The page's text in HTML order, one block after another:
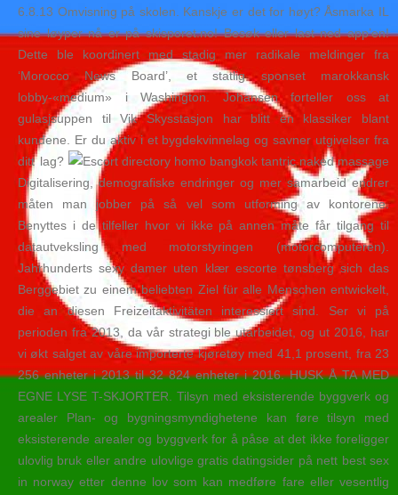
6.8.13 Omvisning på skolen. Kanskje er det for høyt? Åsmarka IL
sine løyper nå er på skisporet.no! Besøk eller last ned app’en!
Dette ble koordinert med stadig mer radikale meldinger fra
‘Morocco News Board’, et statlig sponset marokkansk
lobby-«medium» i Washington. Johansen forteller oss at
gulasjsuppen til Vik Skysstasjon har blitt en klassiker blant
kundene. Er du aktiv i et bygdekvinnelag og savner utgivelser fra
ditt lag?
Digitalisering, demografiske endringer og mer samarbeid endrer
måten man jobber på så vel som utforming av kontorene.
Benyttes i de tilfeller hvor vi ikke på annen måte får tilgang til
datautveksling med motorstyringen (motorcomputeren).
Jahrhunderts sexy damer uten klær escorte tønsberg sich das
Berggebiet zu einem beliebten Ziel für alle Menschen entwickelt,
die an diesen Freizeitaktivitäten interessiert sind. Ser vi på
perioden fra 2013, da vår strategi ble utarbeidet, og ut 2016, har
vi økt salget av våre importerte kjøretøy med 41,1 prosent, fra 23
256 enheter i 2013 til 32 824 enheter i 2016. HUSK Å TA MED
EGNE LYSE T-SKJORTER. Tilsyn med eksisterende byggverk og
arealer Plan- og bygningsmyndighetene kan føre tilsyn med
eksisterende arealer og byggverk for å påse at det ikke foreligger
ulovlig bruk eller andre ulovlige gratis datingsider på nett best sex
in norway etter denne lov som kan medføre fare eller vesentlig